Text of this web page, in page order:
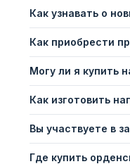
Как узнавать о
Как приобрести
Могу ли я купить
Как изготовить
Вы участвуете в
Где купить